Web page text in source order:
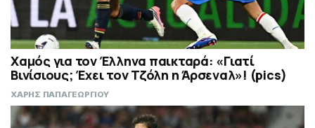
Χαμός για τον Έλληνα παικταρά: «Γιατί
Βινίσιους; Έχει τον Τζόλη η Άρσεναλ»! (pics)
ΧΑΡΗΣ ΠΑΠΑΓΕΩΡΓΙΟΥ